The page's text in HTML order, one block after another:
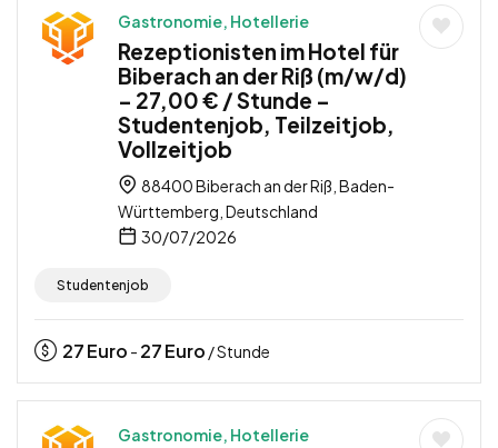
Gastronomie, Hotellerie
Rezeptionisten im Hotel für
Biberach an der Riß (m/w/d)
– 27,00 € / Stunde –
Studentenjob, Teilzeitjob,
Vollzeitjob
88400 Biberach an der Riß, Baden-
Württemberg, Deutschland
30/07/2026
Studentenjob
27Euro - 27Euro / Stunde
Gastronomie, Hotellerie